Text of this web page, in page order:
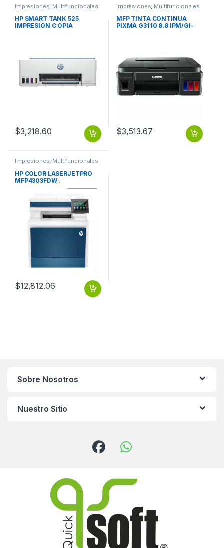
Impresiones, Multifuncionales
HP SMART TANK 525
IMPRESIÓN C OPIA
$3,218.60
Impresiones, Multifuncionales
MFP TINTA CONTINUA
PIXMA G3110 8.8 IPM/GI-
$3,513.67
Impresiones, Multifuncionales
HP COLOR LASERJETPRO
MFP4303FDW .
$12,812.06
Sobre Nosotros
Nuestro Sitio